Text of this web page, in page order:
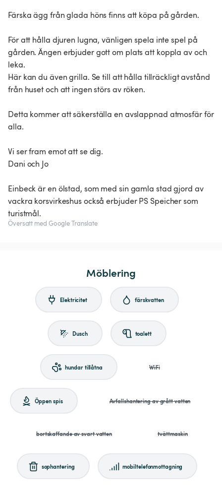
Färska ägg från glada höns finns att köpa på gården.
För att hålla djuren lugna, vänligen spela inte spel på
gården. Ängen erbjuder gott om plats att koppla av och
leka.
Här kan du även grilla. Se till att hålla tillräckligt avstånd
från huset och att ingen störs av röken.
Detta kommer att säkerställa en avslappnad atmosfär för
alla.
Vi ser fram emot att se dig.
Dani och Jo
Einbeck är en ölstad, som med sin gamla stad gjord av
vackra korsvirkeshus också erbjuder PS Speicher som
turistmål.
Översatt med Google Translate
Möblering
Elektricitet färskvatten
Dusch toalett
hundar tillåtna WiFi
Öppen spis Avfallshantering av grått vatten
bortskaffande av svart vatten tvättmaskin
sophantering mobiltelefonmottagning